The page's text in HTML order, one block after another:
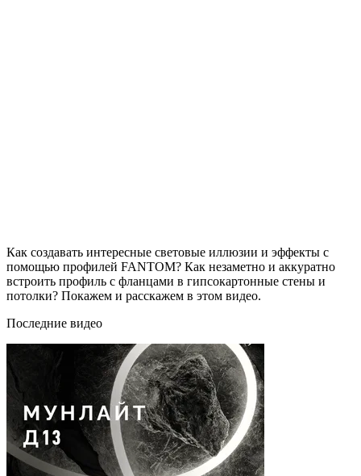
Как создавать интересные световые иллюзии и эффекты с
помощью профилей FANTOM? Как незаметно и аккуратно
встроить профиль с фланцами в гипсокартонные стены и
потолки? Покажем и расскажем в этом видео.
Последние видео